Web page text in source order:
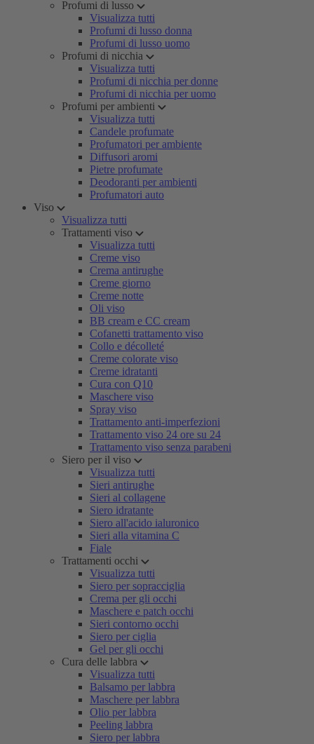
Profumi di lusso
Visualizza tutti
Profumi di lusso donna
Profumi di lusso uomo
Profumi di nicchia
Visualizza tutti
Profumi di nicchia per donne
Profumi di nicchia per uomo
Profumi per ambienti
Visualizza tutti
Candele profumate
Profumatori per ambiente
Diffusori aromi
Pietre profumate
Deodoranti per ambienti
Profumatori auto
Viso
Visualizza tutti
Trattamenti viso
Visualizza tutti
Creme viso
Crema antirughe
Creme giorno
Creme notte
Oli viso
BB cream e CC cream
Cofanetti trattamento viso
Collo e décolleté
Creme colorate viso
Creme idratanti
Cura con Q10
Maschere viso
Spray viso
Trattamento anti-imperfezioni
Trattamento viso 24 ore su 24
Trattamento viso senza parabeni
Siero per il viso
Visualizza tutti
Sieri antirughe
Sieri al collagene
Siero idratante
Siero all'acido ialuronico
Sieri alla vitamina C
Fiale
Trattamenti occhi
Visualizza tutti
Siero per sopracciglia
Crema per gli occhi
Maschere e patch occhi
Sieri contorno occhi
Siero per ciglia
Gel per gli occhi
Cura delle labbra
Visualizza tutti
Balsamo per labbra
Maschere per labbra
Olio per labbra
Peeling labbra
Siero per labbra